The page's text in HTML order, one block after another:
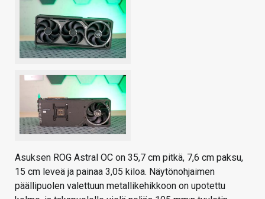
Asuksen ROG Astral OC on 35,7 cm pitkä, 7,6 cm paksu,
15 cm leveä ja painaa 3,05 kiloa. Näytönohjaimen
päällipuolen valettuun metallikehikkoon on upotettu